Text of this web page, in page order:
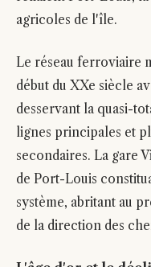
agricoles de l'île.
Le réseau ferroviaire
début du XXe siècle
desservant la quasi-
lignes principales et
secondaires. La gare
de Port-Louis
système, abritant au
de la direction des